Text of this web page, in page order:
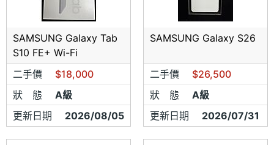
SAMSUNG Galaxy Tab
S10 FE+ Wi-Fi
二手價
$18,000
狀 態
A級
更新日期
2026/08/05
SAMSUNG Galaxy S26
二手價
$26,500
狀 態
A級
更新日期
2026/07/31